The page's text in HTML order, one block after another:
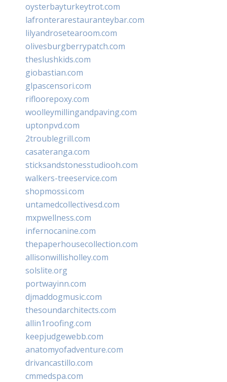
oysterbayturkeytrot.com
lafronterarestauranteybar.com
lilyandrosetearoom.com
olivesburgberrypatch.com
theslushkids.com
giobastian.com
glpascensori.com
rifloorepoxy.com
woolleymillingandpaving.com
uptonpvd.com
2troublegrill.com
casateranga.com
sticksandstonesstudiooh.com
walkers-treeservice.com
shopmossi.com
untamedcollectivesd.com
mxpwellness.com
infernocanine.com
thepaperhousecollection.com
allisonwillisholley.com
solslite.org
portwayinn.com
djmaddogmusic.com
thesoundarchitects.com
allin1roofing.com
keepjudgewebb.com
anatomyofadventure.com
drivancastillo.com
cmmedspa.com